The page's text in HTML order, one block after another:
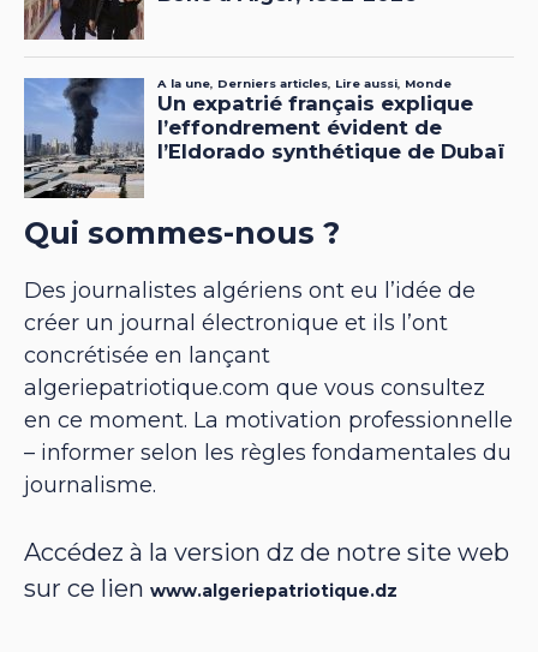
Qui sommes-nous ?
Des journalistes algériens ont eu l’idée de
créer un journal électronique et ils l’ont
concrétisée en lançant
algeriepatriotique.com que vous consultez
en ce moment. La motivation professionnelle
– informer selon les règles fondamentales du
journalisme.
Accédez à la version dz de notre site web
sur ce lien www.algeriepatriotique.dz